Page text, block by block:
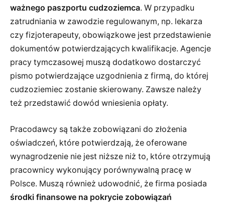
ważnego paszportu cudzoziemca. W przypadku
zatrudniania w zawodzie regulowanym, np. lekarza
czy fizjoterapeuty, obowiązkowe jest przedstawienie
dokumentów potwierdzających kwalifikacje. Agencje
pracy tymczasowej muszą dodatkowo dostarczyć
pismo potwierdzające uzgodnienia z firmą, do której
cudzoziemiec zostanie skierowany. Zawsze należy
też przedstawić dowód wniesienia opłaty.
Pracodawcy są także zobowiązani do złożenia
oświadczeń, które potwierdzają, że oferowane
wynagrodzenie nie jest niższe niż to, które otrzymują
pracownicy wykonujący porównywalną pracę w
Polsce. Muszą również udowodnić, że firma posiada
środki finansowe na pokrycie zobowiązań